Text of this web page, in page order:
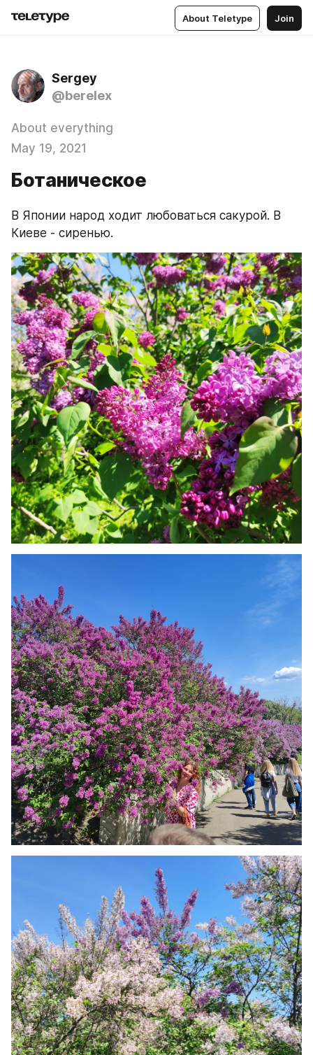
About Teletype Join
Sergey
@berelex
About everything
May 19, 2021
Ботаническое
В Японии народ ходит любоваться сакурой. В
Киеве - сиренью.